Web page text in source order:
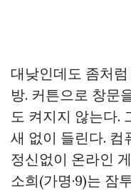
대낮인데도 좀처
방. 커튼으로 창문
도 켜지지 않는다.
새 없이 들린다. 컴
정신없이 온라인
소희(가명·9)는 잠